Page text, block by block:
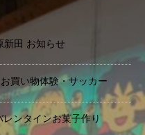
新田 お知らせ
買い物体験・サッカー
レンタインお菓子作り